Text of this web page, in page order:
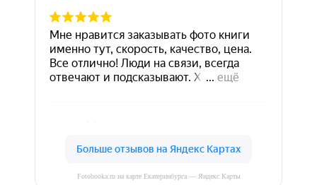
Fotobooka.ru на карте Екатеринбурга — Яндекс Карты